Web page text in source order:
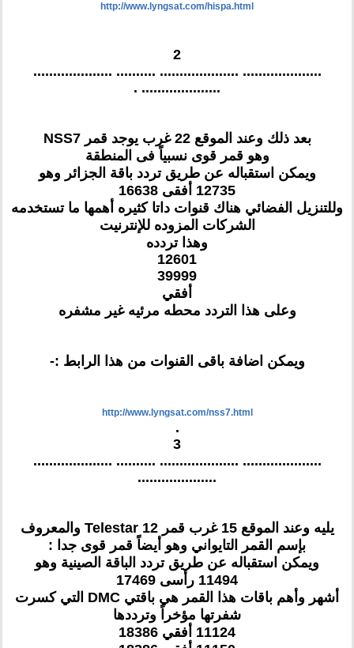
http://www.lyngsat.com/hispa.html
2
.................... .................... .......... ....................
.................... .
بعد ذلك وعند الموقع 22 غرب يوجد قمر NSS7
وهو قمر قوى نسبياً فى المنطقة
ويمكن استقباله عن طريق تردد باقة الجزائر وهو
12735 أفقى 16638
وللتنزيل الفضائي هناك قنوات داتا كثيره أهمها ما تستخدمه
الشركات المزوده للإنترنيت
وهذا تردده
12601
39999
أفقي
وعلى هذا التردد محطه مرئيه غير مشفره
ويمكن اضافة باقى القنوات من هذا الرابط :-
http://www.lyngsat.com/nss7.html
.
3
.................... .................... .......... ....................
....................
يليه وعند الموقع 15 غرب قمر Telestar 12 والمعروف
بإسم القمر التايواني وهو أيضاً قمر قوى جدا :
ويمكن استقباله عن طريق تردد الباقة الصينية وهو
11494 رأسى 17469
أشهر وأهم باقات هذا القمر هي باقتي DMC التي كسرت
شفرتها مؤخراً وترددها
11124 أفقي 18386